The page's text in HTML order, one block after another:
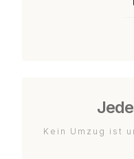
Kein Umzug ist